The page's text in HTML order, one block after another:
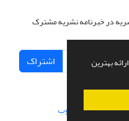
بهترین
در خبرنامه نشریه مشترک
اشتراک
سازی از سیناوب